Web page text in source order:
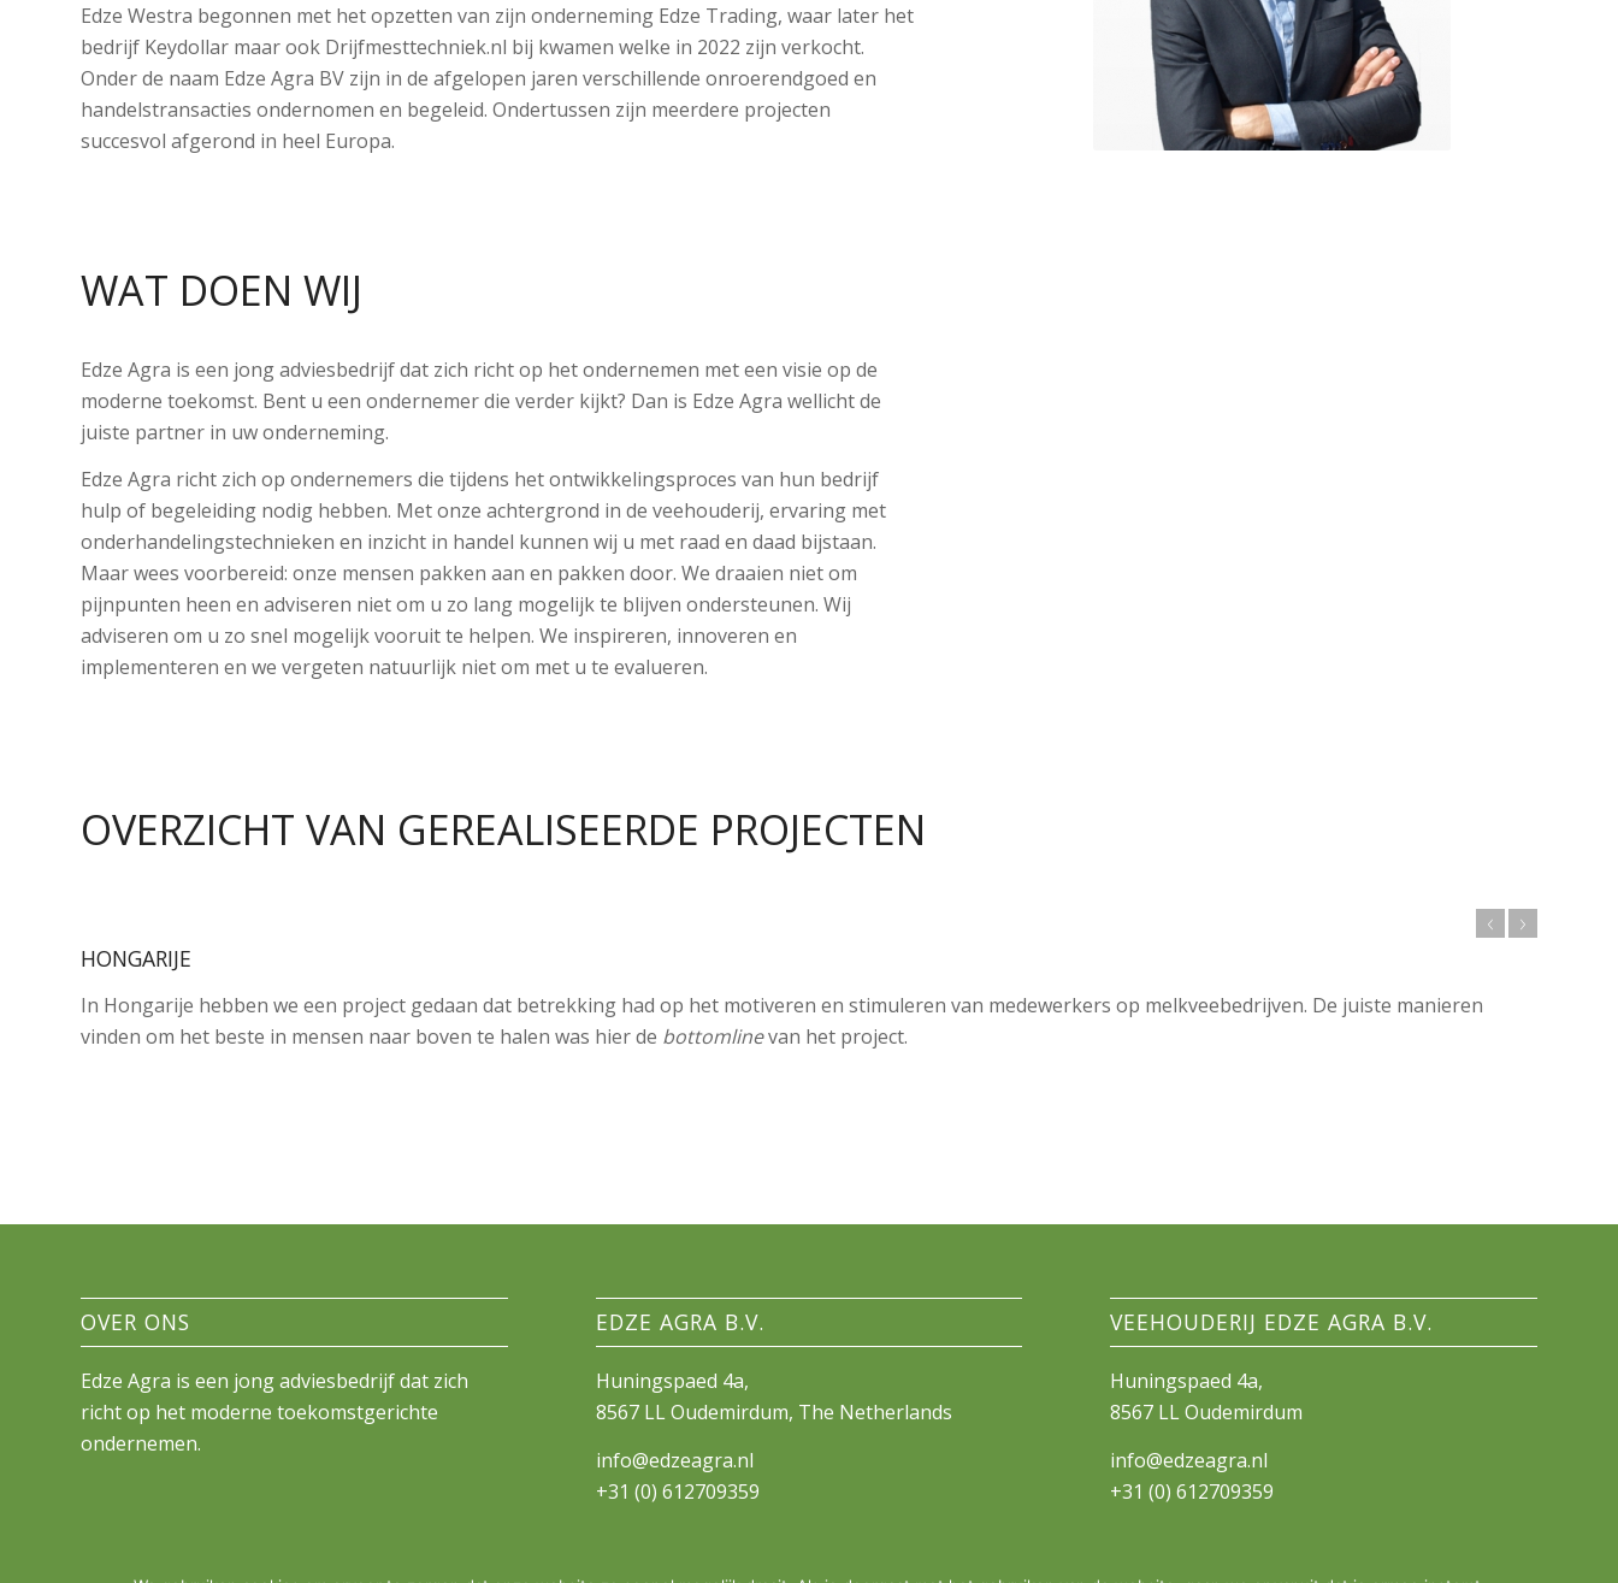
Edze Westra begonnen met het opzetten van zijn onderneming Edze Trading, waar later het
bedrijf Keydollar maar ook Drijfmesttechniek.nl bij kwamen welke in 2022 zijn verkocht.
Onder de naam Edze Agra BV zijn in de afgelopen jaren verschillende onroerendgoed en
handelstransacties ondernomen en begeleid. Ondertussen zijn meerdere projecten
succesvol afgerond in heel Europa.
WAT DOEN WIJ
Edze Agra is een jong adviesbedrijf dat zich richt op het ondernemen met een visie op de
moderne toekomst. Bent u een ondernemer die verder kijkt? Dan is Edze Agra wellicht de
juiste partner in uw onderneming.
Edze Agra richt zich op ondernemers die tijdens het ontwikkelingsproces van hun bedrijf
hulp of begeleiding nodig hebben. Met onze achtergrond in de veehouderij, ervaring met
onderhandelingstechnieken en inzicht in handel kunnen wij u met raad en daad bijstaan.
Maar wees voorbereid: onze mensen pakken aan en pakken door. We draaien niet om
pijnpunten heen en adviseren niet om u zo lang mogelijk te blijven ondersteunen. Wij
adviseren om u zo snel mogelijk vooruit te helpen. We inspireren, innoveren en
implementeren en we vergeten natuurlijk niet om met u te evalueren.
OVERZICHT VAN GEREALISEERDE PROJECTEN
HONGARIJE
In Hongarije hebben we een project gedaan dat betrekking had op het motiveren en stimuleren van medewerkers op melkveebedrijven. De juiste manieren
vinden om het beste in mensen naar boven te halen was hier de bottomlinevan het project.
OVER ONS
Edze Agra is een jong adviesbedrijf dat zich
richt op het moderne toekomstgerichte
ondernemen.
EDZE AGRA B.V.
Huningspaed 4a,
8567 LL Oudemirdum, The Netherlands
info@edzeagra.nl
+31 (0) 612709359
VEEHOUDERIJ EDZE AGRA B.V.
Huningspaed 4a,
8567 LL Oudemirdum
info@edzeagra.nl
+31 (0) 612709359